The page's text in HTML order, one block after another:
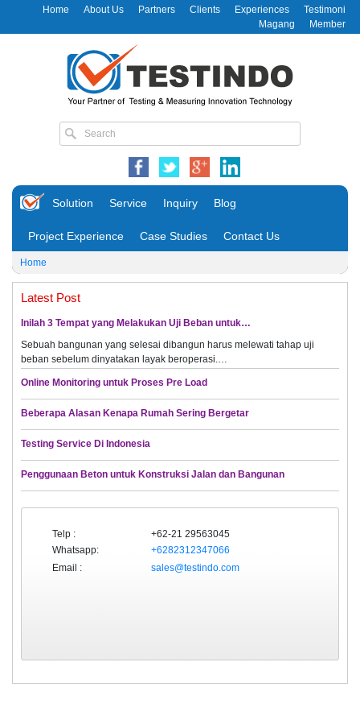
Home About Us Partners Clients Experiences
Testimoni
Magang
Member
Solution Service Inquiry Blog
Project Experience Case Studies Contact Us
Home
Latest Post
Inilah 3 Tempat yang Melakukan Uji Beban untuk…
Sebuah bangunan yang selesai dibangun harus melewati tahap uji
beban sebelum dinyatakan layak beroperasi.…
Online Monitoring untuk Proses Pre Load
Beberapa Alasan Kenapa Rumah Sering Bergetar
Testing Service Di Indonesia
Penggunaan Beton untuk Konstruksi Jalan dan Bangunan
Telp :
+62-21 29563045
Whatsapp:
+6282312347066
Email :
sales@testindo.com